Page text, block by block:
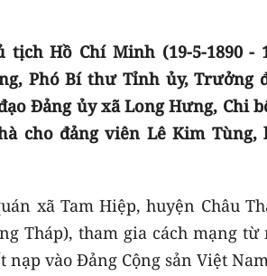
Hồ Chí Minh (19-5-1890 -
Phó Bí thư Tỉnh ủy, Trưởng
Đảng ủy xã Long Hưng, Chi
cho đảng viên Lê Kim Tùng,
xã Tam Hiệp, huyện Châu
Tháp), tham gia cách mạng từ
nạp vào Đảng Cộng sản Việt